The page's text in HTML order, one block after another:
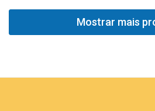
Mostrar mais